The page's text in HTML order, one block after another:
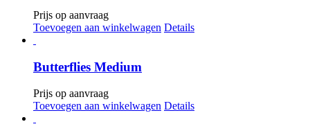
Prijs op aanvraag
Toevoegen aan winkelwagen Details
Butterflies Medium
Prijs op aanvraag
Toevoegen aan winkelwagen Details